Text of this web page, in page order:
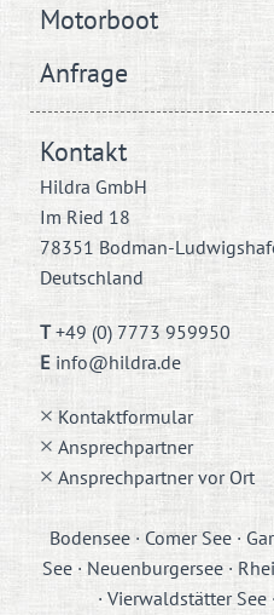
Motorboot
Anfrage
Kontakt
Hildra GmbH
Im Ried 18
78351 Bodman-
Deutschland
T +49 (0) 7773 959950
E info@hildra.de
Kontaktformular
Ansprechpartner
Ansprechpartner vor Ort
Bodensee · Comer See ·
See · Neuenburgersee ·
· Vierwaldstätter See